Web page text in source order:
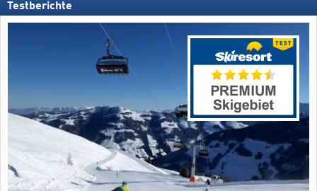
Testberichte